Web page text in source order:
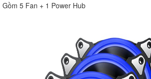
Gồm 5 Fan + 1 Power Hub